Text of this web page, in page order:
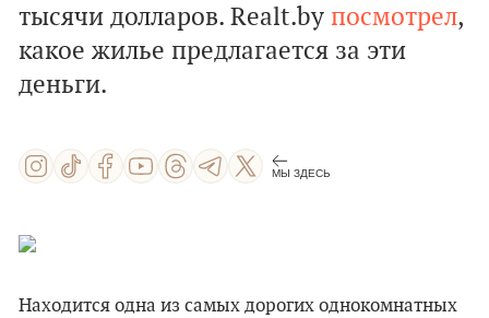
тысячи долларов. Realt.by посмотрел,
какое жилье предлагается за эти
деньги.
МЫ ЗДЕСЬ
Находится одна из самых дорогих однокомнатных